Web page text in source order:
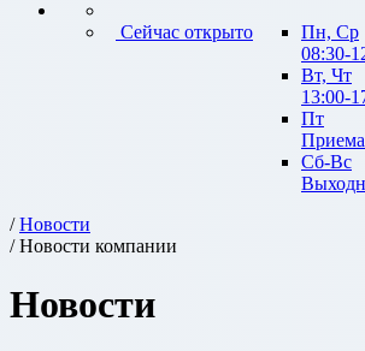
Сейчас открыто
Пн, Ср
08:30-
Вт, Чт
13:00-
Пт
Сб-Вс
/Новости
/ Новости компании
Новости